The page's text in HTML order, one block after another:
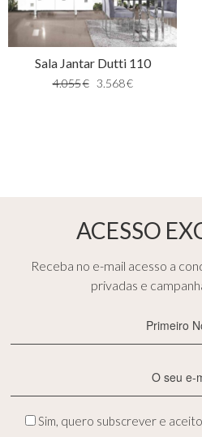
Sala Jantar Dutti 110
4.055€ 3.568€
ACESSO
Receba no e-mail acesso a
privadas e
Sim, quero subscrever e